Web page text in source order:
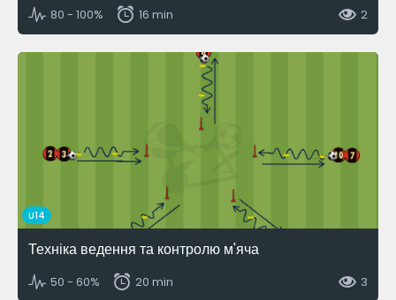
80 - 100% 16 min 2
U14
Техніка ведення та контролю м'яча
50 - 60% 20 min 3